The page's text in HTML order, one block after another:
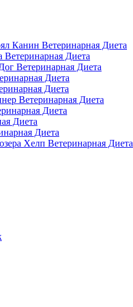
Канин Ветеринарная Диета
Диета
Ветеринарная Диета
Диета
Диета
Ветеринарная Диета
Диета
Диета
Диета
Хелп Ветеринарная Диета